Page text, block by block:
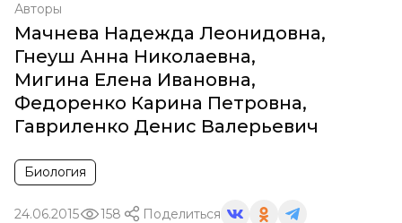
Авторы
Мачнева Надежда Леонидовна,
Гнеуш Анна Николаевна,
Мигина Елена Ивановна,
Федоренко Карина Петровна,
Гавриленко Денис Валерьевич
Биология
24.06.2015 158 Поделиться